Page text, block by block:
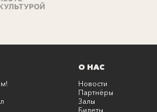
О НАС
Новости
Партнёры
Залы
Билеты